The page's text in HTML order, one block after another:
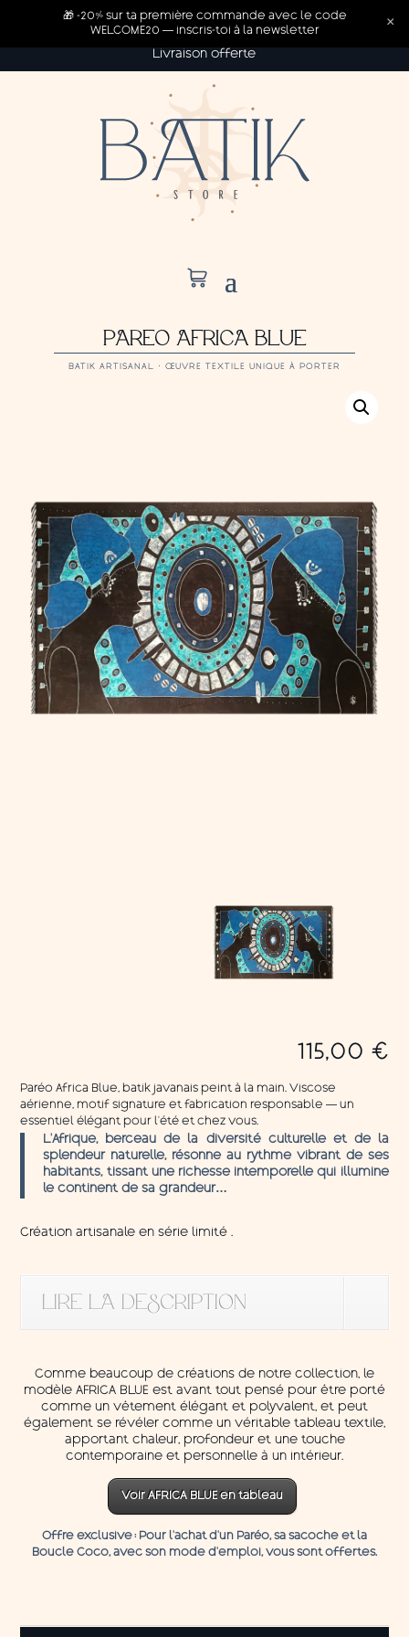
Livraison offerte
PAREO AFRICA BLUE
BATIK ARTISANAL · ŒUVRE TEXTILE UNIQUE À PORTER
115,00 €
Paréo Africa Blue, batik javanais peint à la main. Viscose
aérienne, motif signature et fabrication responsable — un
essentiel élégant pour l’été et chez vous.
L’Afrique, berceau de la diversité culturelle et de la
splendeur naturelle, résonne au rythme vibrant de ses
habitants, tissant une richesse intemporelle qui illumine
le continent de sa grandeur…
Création artisanale en série limité .
LIRE LA DESCRIPTION
Comme beaucoup de créations de notre collection, le
modèle AFRICA BLUE est avant tout pensé pour être porté
comme un vêtement élégant et polyvalent, et peut
également se révéler comme un véritable tableau textile,
apportant chaleur, profondeur et une touche
contemporaine et personnelle à un intérieur.
Voir AFRICA BLUE en tableau
Offre exclusive: Pour l’achat d’un Paréo, sa sacoche et la
Boucle Coco,avec son mode d'emploi, vous sont offertes.
🎁 -20% sur ta première commande avec le code
WELCOME20 — inscris-toi à la newsletter
×